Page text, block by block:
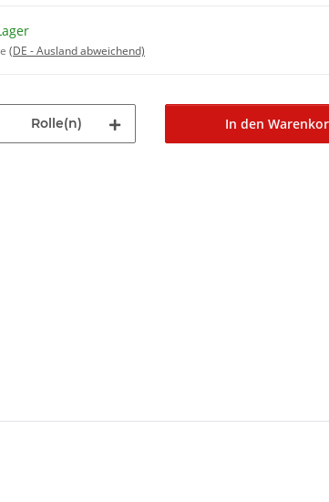
(DE - Ausland abweichend)
Rolle(n) In den